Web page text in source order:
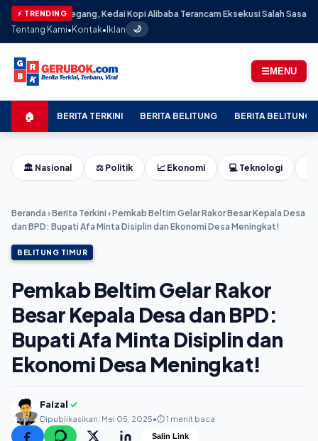
⚡ TRENDING
Tegang, Kedai Kopi Alibaba Terancam Eksekusi Salah Sasaran: Pemilik
Tentang Kami•Kontak•Iklan 🌙
☰MENU
🏠 BERITA TERKINI BERITA BELITUNG BERITA BELITUNG
🏛️ Nasional ⚖️ Politik 📈 Ekonomi 💻 Teknologi
Beranda ›Berita Terkini ›Pemkab Beltim Gelar Rakor Besar Kepala Desa
dan BPD: Bupati Afa Minta Disiplin dan Ekonomi Desa Meningkat!
BELITUNG TIMUR
Pemkab Beltim Gelar Rakor
Besar Kepala Desa dan BPD:
Bupati Afa Minta Disiplin dan
Ekonomi Desa Meningkat!
Faizal ✓
Dipublikasikan: Mei 05, 2025•⏱️ 1 menit baca
Salin Link